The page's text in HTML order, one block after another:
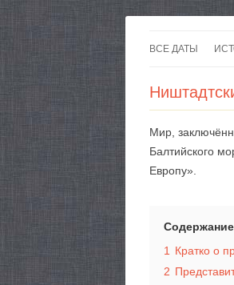
ВСЕ ДАТЫ
Мир,
Балтийского
Европу».
Содержание
1
Кратко о
2